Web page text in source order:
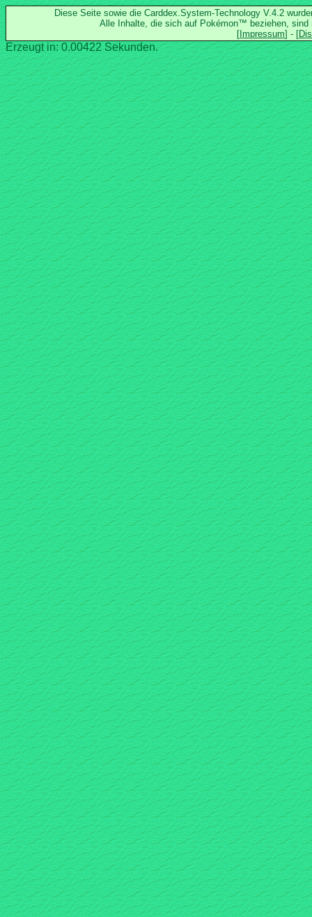
Diese Seite sowie die Carddex.System-Technology V.4.2
Alle Inhalte, die sich auf Pokémon™ beziehen, sind
Erzeugt in: 0.00422 Sekunden.